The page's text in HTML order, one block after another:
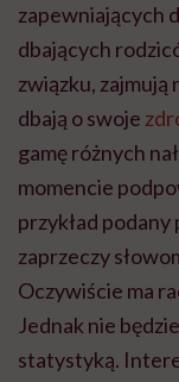
zapewniających
dbających
związku, zajmują
dbają o swoje
gamę różnych
momencie
przykład
zaprzeczy
Oczywiście ma
Jednak nie
statystyką.